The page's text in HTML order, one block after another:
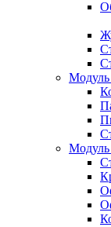
Модуль
Модуль